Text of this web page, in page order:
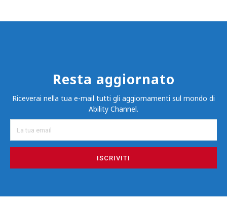
Resta aggiornato
Riceverai nella tua e-mail tutti gli aggiornamenti sul mondo di
Ability Channel.
ISCRIVITI